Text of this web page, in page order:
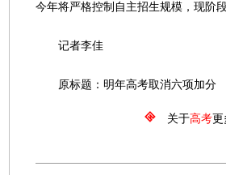
今年将严格控制自主招生规模，现阶
记者李佳
原标题：明年高考取消六项加分
关于高考